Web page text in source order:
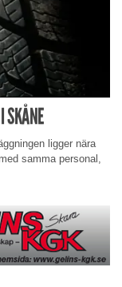
SKÅNE
ligger nära
samma personal,